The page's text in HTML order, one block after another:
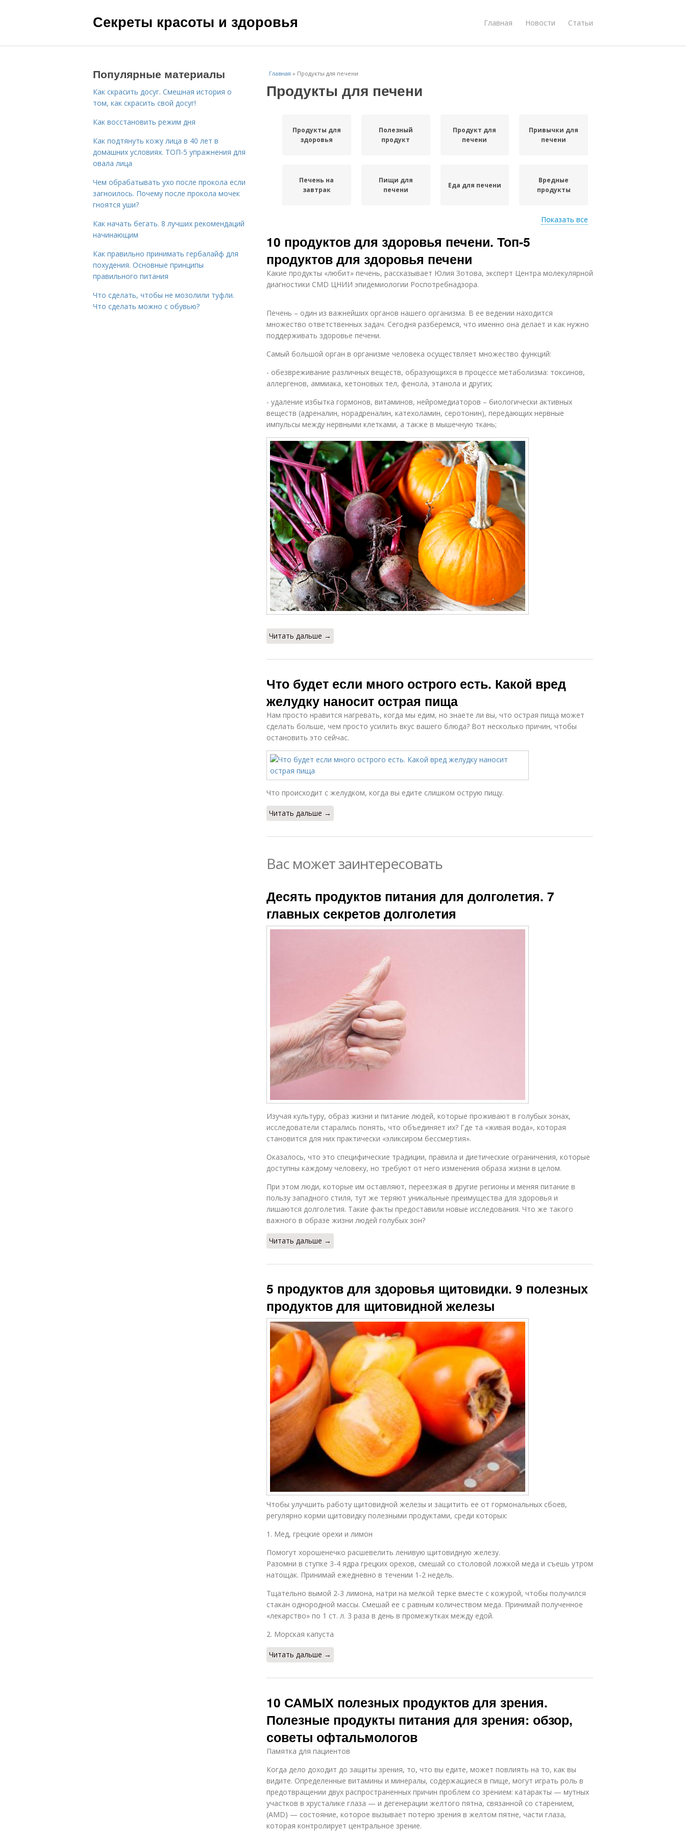
Секреты красоты и здоровья Главная Новости Статьи
Главная » Продукты для печени
Продукты для печени
Продукты для
здоровья
Полезный
продукт
Продукт для
печени
Привычки для
печени
Печень на
завтрак
Пищи для
печени
Еда для печени
Вредные
продукты
Показать все
10 продуктов для здоровья печени. Топ-5
продуктов для здоровья печени
Какие продукты «любит» печень, рассказывает Юлия Зотова, эксперт Центра молекулярной
диагностики CMD ЦНИИ эпидемиологии Роспотребнадзора.
Печень – один из важнейших органов нашего организма. В ее ведении находится
множество ответственных задач. Сегодня разберемся, что именно она делает и как нужно
поддерживать здоровье печени.
Самый большой орган в организме человека осуществляет множество функций:
- обезвреживание различных веществ, образующихся в процессе метаболизма: токсинов,
аллергенов, аммиака, кетоновых тел, фенола, этанола и других;
- удаление избытка гормонов, витаминов, нейромедиаторов – биологически активных
веществ (адреналин, норадреналин, катехоламин, серотонин), передающих нервные
импульсы между нервными клетками, а также в мышечную ткань;
Читать дальше →
Что будет если много острого есть. Какой вред
желудку наносит острая пища
Нам просто нравится нагревать, когда мы едим, но знаете ли вы, что острая пища может
сделать больше, чем просто усилить вкус вашего блюда? Вот несколько причин, чтобы
остановить это сейчас.
Что происходит с желудком, когда вы едите слишком острую пищу.
Читать дальше →
Вас может заинтересовать
Десять продуктов питания для долголетия. 7
главных секретов долголетия
Изучая культуру, образ жизни и питание людей, которые проживают в голубых зонах,
исследователи старались понять, что объединяет их? Где та «живая вода», которая
становится для них практически «эликсиром бессмертия».
Оказалось, что это специфические традиции, правила и диетические ограничения, которые
доступны каждому человеку, но требуют от него изменения образа жизни в целом.
При этом люди, которые им оставляют, переезжая в другие регионы и меняя питание в
пользу западного стиля, тут же теряют уникальные преимущества для здоровья и
лишаются долголетия. Такие факты предоставили новые исследования. Что же такого
важного в образе жизни людей голубых зон?
Читать дальше →
5 продуктов для здоровья щитовидки. 9 полезных
продуктов для щитовидной железы
Чтобы улучшить работу щитовидной железы и защитить ее от гормональных сбоев,
регулярно корми щитовидку полезными продуктами, среди которых:
1. Мед, грецкие орехи и лимон
Помогут хорошенечко расшевелить ленивую щитовидную железу.
Разомни в ступке 3-4 ядра грецких орехов, смешай со столовой ложкой меда и съешь утром
натощак. Принимай ежедневно в течении 1-2 недель.
Тщательно вымой 2-3 лимона, натри на мелкой терке вместе с кожурой, чтобы получился
стакан однородной массы. Смешай ее с равным количеством меда. Принимай полученное
«лекарство» по 1 ст. л. 3 раза в день в промежутках между едой.
2. Морская капуста
Читать дальше →
10 САМЫХ полезных продуктов для зрения.
Полезные продукты питания для зрения: обзор,
советы офтальмологов
Памятка для пациентов
Когда дело доходит до защиты зрения, то, что вы едите, может повлиять на то, как вы
видите. Определенные витамины и минералы, содержащиеся в пище, могут играть роль в
предотвращении двух распространенных причин проблем со зрением: катаракты — мутных
участков в хрусталике глаза — и дегенерации желтого пятна, связанной со старением,
(AMD) — состояние, которое вызывает потерю зрения в желтом пятне, части глаза,
которая контролирует центральное зрение.
Популярные материалы
Как скрасить досуг. Смешная история о
том, как скрасить свой досуг!
Как восстановить режим дня
Как подтянуть кожу лица в 40 лет в
домашних условиях. ТОП-5 упражнения для
овала лица
Чем обрабатывать ухо после прокола если
загноилось. Почему после прокола мочек
гноятся уши?
Как начать бегать. 8 лучших рекомендаций
начинающим
Как правильно принимать гербалайф для
похудения. Основные принципы
правильного питания
Что сделать, чтобы не мозолили туфли.
Что сделать можно с обувью?